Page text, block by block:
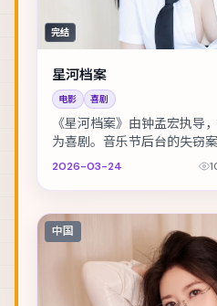
完结
星河档案
电影 喜剧
《星河档案》由钟孟宏执导
为喜剧。音乐节后台的失窃
阴谋。主演包括易烊千玺、
2026-03-24
中国